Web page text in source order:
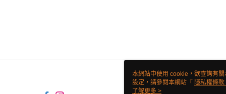
本網站中使用 cookie，欲查詢有
設定，請參閱本網站「 隱私權條款
使用 cookie。
了解更多 >